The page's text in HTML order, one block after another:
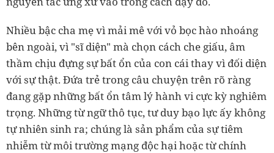
Nhiều bậc cha mẹ vì mải mê với vỏ bọc hào nhoáng
bên ngoài, vì "sĩ diện" mà chọn cách che giấu, âm
thầm chịu đựng sự bất ổn của con cái thay vì đối diện
với sự thật. Đứa trẻ trong câu chuyện trên rõ ràng
đang gặp những bất ổn tâm lý hành vi cực kỳ nghiêm
trọng. Những từ ngữ thô tục, tư duy bạo lực ấy không
tự nhiên sinh ra; chúng là sản phẩm của sự tiêm
nhiễm từ môi trường mạng độc hại hoặc từ chính